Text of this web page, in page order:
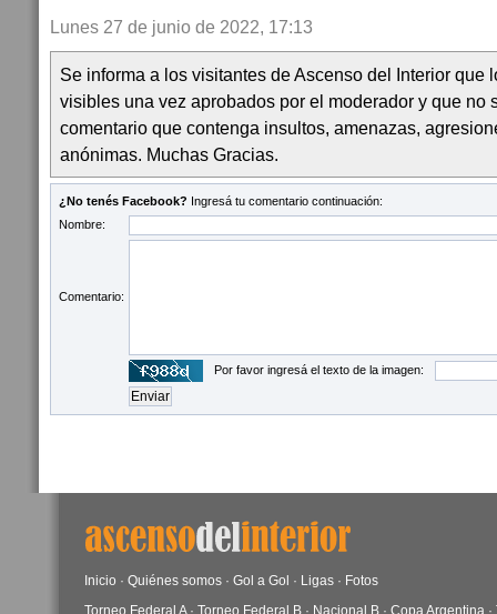
Lunes 27 de junio de 2022, 17:13
Se informa a los visitantes de Ascenso del Interior que
visibles una vez aprobados por el moderador y que no
comentario que contenga insultos, amenazas,
anónimas. Muchas Gracias.
¿No tenés Facebook? Ingresá tu comentario continuación:
Nombre:
Comentario:
Por favor ingresá el texto de la imagen:
Inicio · Quiénes somos · Gol a Gol · Ligas · Fotos
Torneo Federal A· Torneo Federal B · Nacional B · Copa Argentina ·